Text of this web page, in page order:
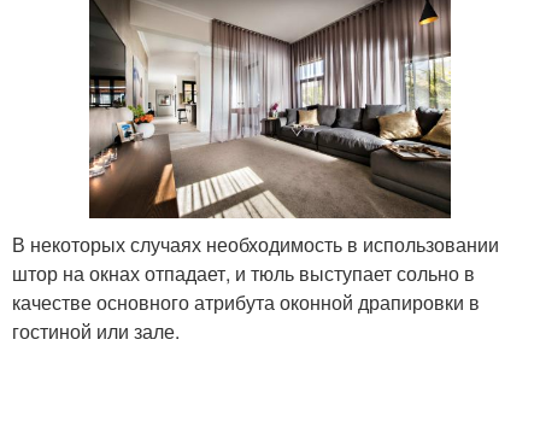
В некоторых случаях необходимость в использовании
штор на окнах отпадает, и тюль выступает сольно в
качестве основного атрибута оконной драпировки в
гостиной или зале.